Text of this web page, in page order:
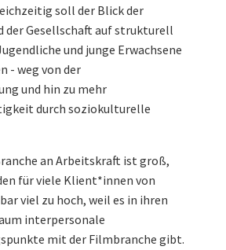
soll der Blick der
der Gesellschaft auf strukturell
und junge Erwachsene
- weg von der
und hin zu mehr
durch soziokulturelle
an Arbeitskraft ist groß,
für viele Klient*innen von
viel zu hoch, weil es in ihren
interpersonale
mit der Filmbranche gibt.